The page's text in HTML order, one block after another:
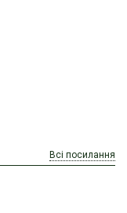
Всі посилання